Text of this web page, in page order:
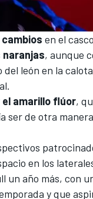
en el
, aunque
león en la
amarillo flúor,
ser de otra
en los
un año más, con
y que